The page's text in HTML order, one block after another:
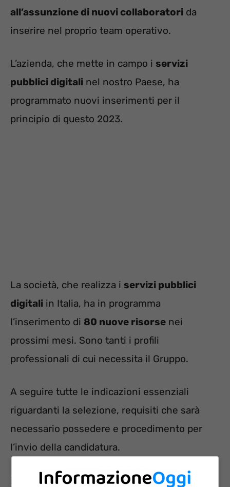
all’assunzione di nuovi collaboratori da
inserire nel proprio team operativo.
L’azienda, che mette in campo i servizi
pubblici digitali nel nostro Paese, ha
programmato nuovi inserimenti per il
principio di questo 2023.
La società, che realizza i servizi pubblici
digitali in Italia, ha in programma
l’inserimento di 80 nuove risorse nei
prossimi mesi. Sono tanti i profili
professionali di cui necessita il Gruppo.
A seguire tutte le indicazioni essenziali
riguardanti la selezione, requisiti che sarà
necessario possedere e procedimento per
l’invio della candidatura.
Profili professionali ricercati da